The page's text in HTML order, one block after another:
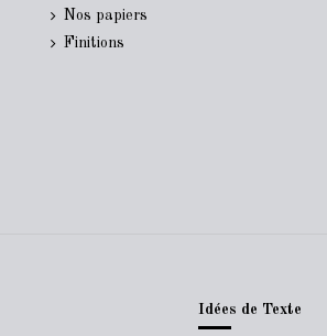
Nos papiers
Finitions
Idées de Texte